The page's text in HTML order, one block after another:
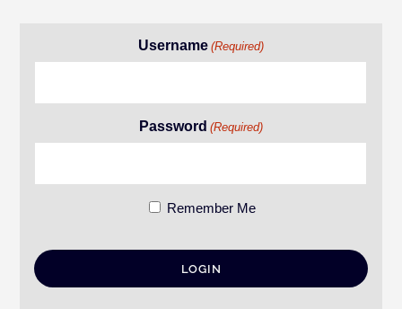
Username (Required)
Password (Required)
Remember Me